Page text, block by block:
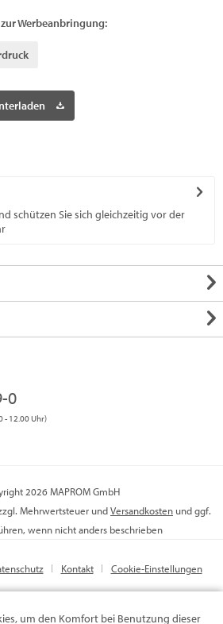
Werbeanbringung:
schützen Sie sich gleichzeitig vor der
0
- 12.00 Uhr)
2026 MAPROM GmbH
Mehrwertsteuer undVersandkosten und ggf.
wenn nicht anders beschrieben
Kontakt Cookie-Einstellungen
um den Komfort bei Benutzung dieser